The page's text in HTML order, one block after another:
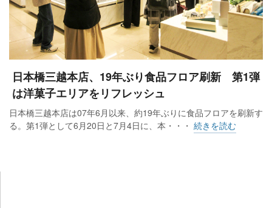
日本橋三越本店、19年ぶり食品フロア刷新 第1弾
は洋菓子エリアをリフレッシュ
日本橋三越本店は07年6月以来、約19年ぶりに食品フロアを刷新す
る。第1弾として6月20日と7月4日に、本・・・ 続きを読む